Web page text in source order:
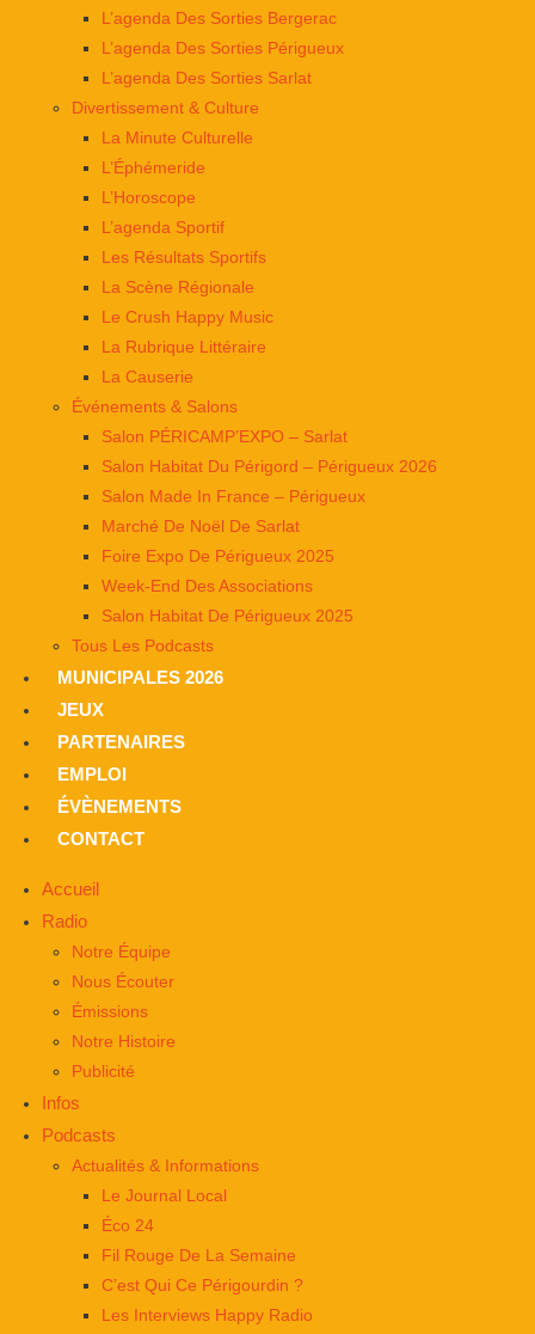
L’agenda Des Sorties Bergerac
L’agenda Des Sorties Périgueux
L’agenda Des Sorties Sarlat
Divertissement & Culture
La Minute Culturelle
L’Éphémeride
L’Horoscope
L’agenda Sportif
Les Résultats Sportifs
La Scène Régionale
Le Crush Happy Music
La Rubrique Littéraire
La Causerie
Événements & Salons
Salon PÉRICAMP’EXPO – Sarlat
Salon Habitat Du Périgord – Périgueux 2026
Salon Made In France – Périgueux
Marché De Noël De Sarlat
Foire Expo De Périgueux 2025
Week-End Des Associations
Salon Habitat De Périgueux 2025
Tous Les Podcasts
MUNICIPALES 2026
JEUX
PARTENAIRES
EMPLOI
ÉVÈNEMENTS
CONTACT
Accueil
Radio
Notre Équipe
Nous Écouter
Émissions
Notre Histoire
Publicité
Infos
Podcasts
Actualités & Informations
Le Journal Local
Éco 24
Fil Rouge De La Semaine
C’est Qui Ce Périgourdin ?
Les Interviews Happy Radio